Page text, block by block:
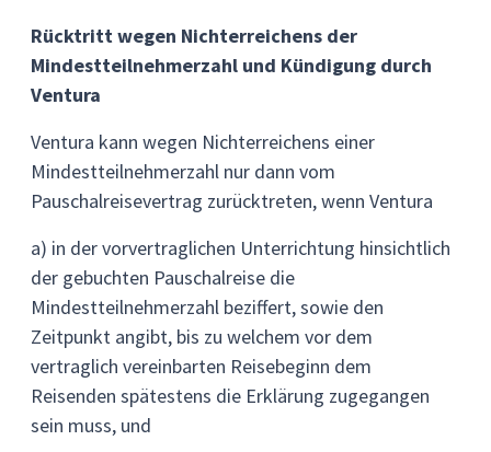
Rücktritt wegen Nichterreichens der
Mindestteilnehmerzahl und Kündigung durch
Ventura
Ventura kann wegen Nichterreichens einer
Mindestteilnehmerzahl nur dann vom
Pauschalreisevertrag zurücktreten, wenn Ventura
a) in der vorvertraglichen Unterrichtung hinsichtlich
der gebuchten Pauschalreise die
Mindestteilnehmerzahl beziffert, sowie den
Zeitpunkt angibt, bis zu welchem vor dem
vertraglich vereinbarten Reisebeginn dem
Reisenden spätestens die Erklärung zugegangen
sein muss, und